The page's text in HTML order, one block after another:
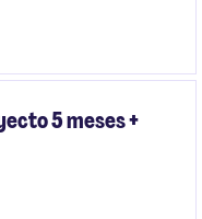
implementación
el
costos y calidad,
5 meses +